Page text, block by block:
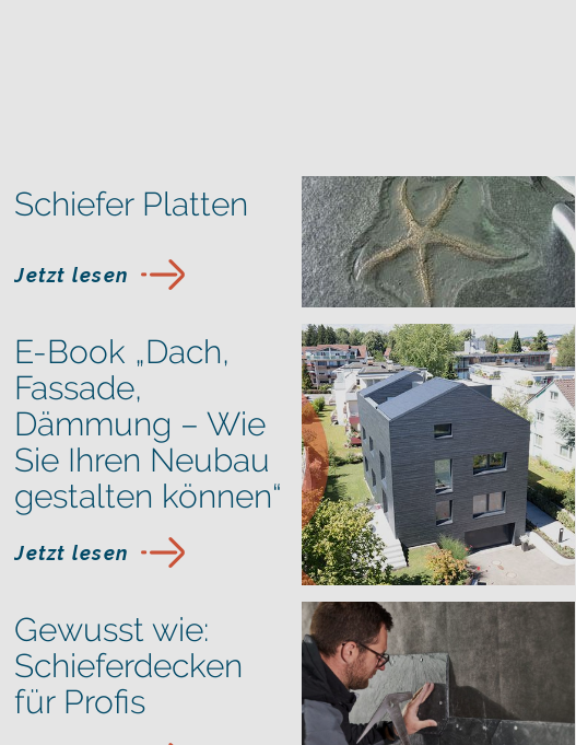
Schiefer Platten
Jetzt lesen
E-Book „Dach,
Fassade,
Dämmung – Wie
Sie Ihren Neubau
gestalten können“
Jetzt lesen
Gewusst wie:
Schieferdecken
für Profis